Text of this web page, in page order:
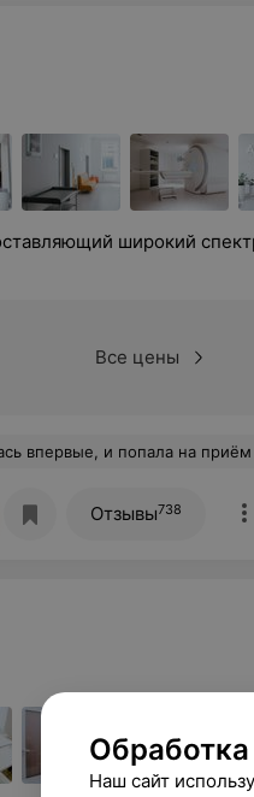
широкий
Все цены
за положительный результат ранее назначенного лечения. Удивительная атмосфера единения с доктором, когда проблема обсуждается не наспех, а обстоятельно, с советами и рекомендациями. Очень важно, с каким чувством ты выходишь из врачебного кабинета. А в этом случае хорошее настроение осталось на весь день. Не умаляя достоинств всех неврологов центра, я однозначно буду советовать
Отзывы738
Наш сайт